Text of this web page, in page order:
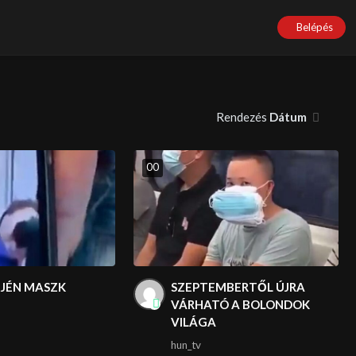
Belépés
Rendezés Dátum
MASZK
00
SZEPTEMBERTŐL ÚJRA
VÁRHATÓ A BOLONDOK
VILÁGA
hun_tv